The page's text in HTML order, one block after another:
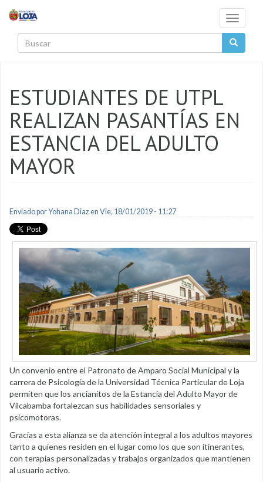
Toggle
ESTUDIANTES DE UTPL
REALIZAN PASANTÍAS EN
ESTANCIA DEL ADULTO
MAYOR
Enviado porYohana Diazen Vie, 18/01/2019 - 11:27
Un convenio entre el Patronato de Amparo Social Municipal y la
carrera de Psicología de la Universidad Técnica Particular de Loja
permiten que los ancianitos de la Estancia del Adulto Mayor de
Vilcabamba fortalezcan sus habilidades sensoriales y
psicomotoras.
Gracias a esta alianza se da atención integral a los adultos mayores
tanto a quienes residen en el lugar como los que son itinerantes,
con terapias personalizadas y trabajos organizados que mantienen
al usuario activo.